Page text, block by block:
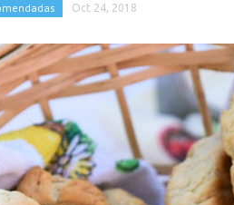
Oct 24, 2018